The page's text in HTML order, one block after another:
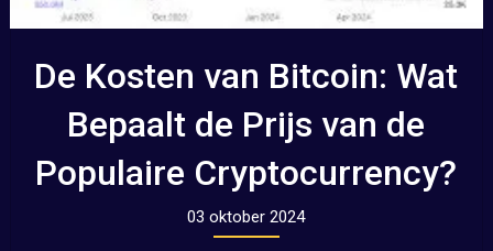
De Kosten van Bitcoin: Wat
Bepaalt de Prijs van de
Populaire Cryptocurrency?
03 oktober 2024